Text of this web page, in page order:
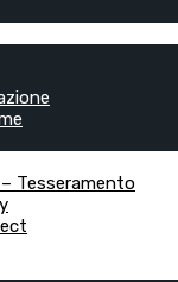
Tesseramento